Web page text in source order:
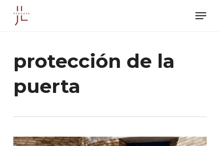
main
Menu
protección de la
puerta